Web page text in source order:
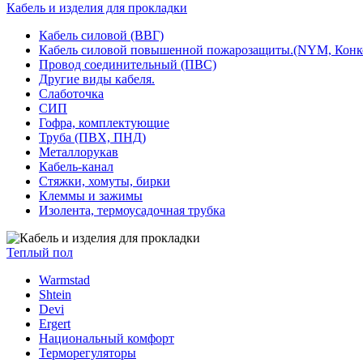
Кабель и изделия для прокладки
Кабель силовой (ВВГ)
Кабель силовой повышенной пожарозащиты.(NYM,
Провод соединительный (ПВС)
Другие виды кабеля.
Слаботочка
СИП
Гофра, комплектующие
Труба (ПВХ, ПНД)
Металлорукав
Кабель-канал
Стяжки, хомуты, бирки
Клеммы и зажимы
Изолента, термоусадочная трубка
Теплый пол
Warmstad
Shtein
Devi
Ergert
Национальный комфорт
Терморегуляторы